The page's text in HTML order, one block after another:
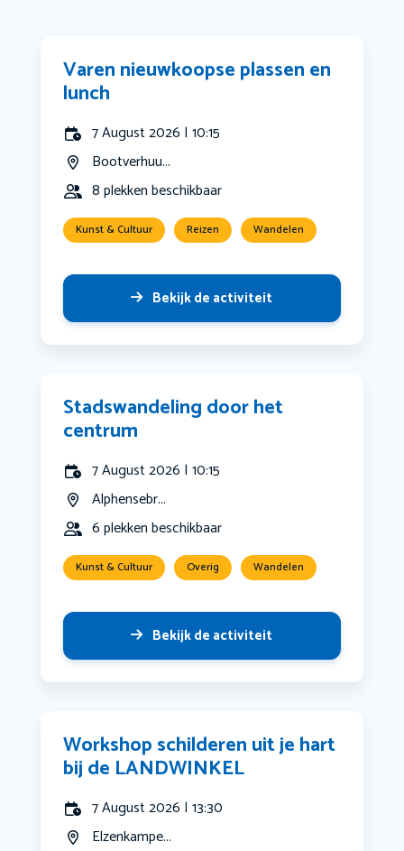
Varen nieuwkoopse plassen en
lunch
7 August 2026 | 10:15
Bootverhuu...
8 plekken beschikbaar
Kunst & Cultuur Reizen Wandelen
Bekijk de activiteit
Stadswandeling door het
centrum
7 August 2026 | 10:15
Alphensebr...
6 plekken beschikbaar
Kunst & Cultuur Overig Wandelen
Bekijk de activiteit
Workshop schilderen uit je hart
bij de LANDWINKEL
7 August 2026 | 13:30
Elzenkampe...